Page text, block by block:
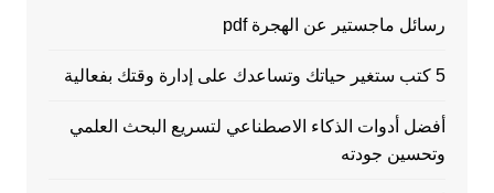
رسائل ماجستير عن الهجرة pdf
5 كتب ستغير حياتك وتساعدك على إدارة وقتك بفعالية
أفضل أدوات الذكاء الاصطناعي لتسريع البحث العلمي
وتحسين جودته